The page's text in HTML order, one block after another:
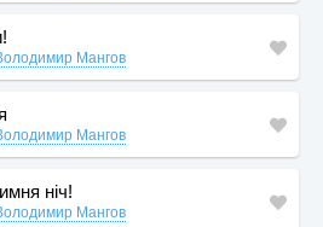
Мангов
Мангов
ніч!
Мангов